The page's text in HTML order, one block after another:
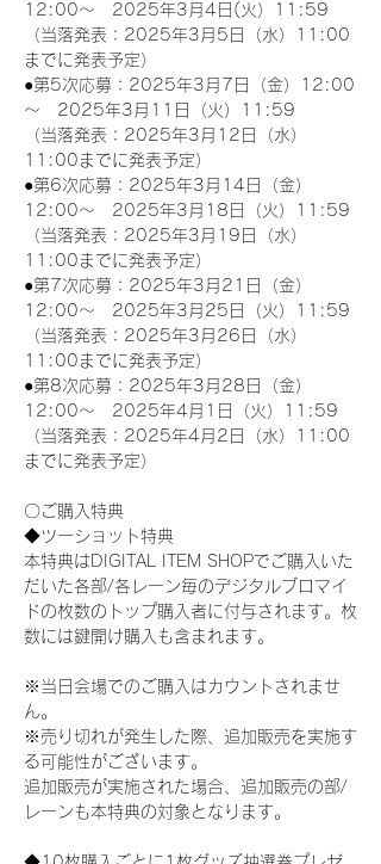
12:00～　2025年3月4日(火）11:59
（当落発表：2025年3月5日（水）11:00
までに発表予定）
●第5次応募：2025年3月7日（金）12:00
～　2025年3月11日（火）11:59
（当落発表：2025年3月12日（水）
11:00までに発表予定）
●第6次応募：2025年3月14日（金）
12:00～　2025年3月18日（火）11:59
（当落発表：2025年3月19日（水）
11:00までに発表予定）
●第7次応募：2025年3月21日（金）
12:00～　2025年3月25日（火）11:59
（当落発表：2025年3月26日（水）
11:00までに発表予定）
●第8次応募：2025年3月28日（金）
12:00～　2025年4月1日（火）11:59
（当落発表：2025年4月2日（水）11:00
までに発表予定）
〇ご購入特典
◆ツーショット特典
本特典はDIGITAL ITEM SHOPでご購入いた
だいた各部/各レーン毎のデジタルブロマイ
ドの枚数のトップ購入者に付与されます。枚
数には鍵開け購入も含まれます。
※当日会場でのご購入はカウントされませ
ん。
※売り切れが発生した際、追加販売を実施す
る可能性がございます。
追加販売が実施された場合、追加販売の部/
レーンも本特典の対象となります。